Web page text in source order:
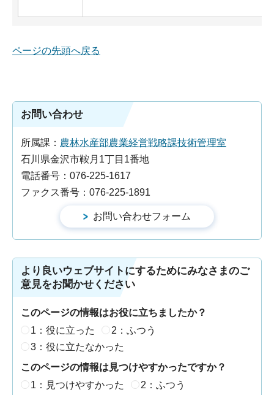
ページの先頭へ戻る
お問い合わせ
所属課： 農林水産部農業経営戦略課技術管理室
石川県金沢市鞍月1丁目1番地
電話番号：076-225-1617
ファクス番号：076-225-1891
より良いウェブサイトにするためにみなさまのご
意見をお聞かせください
このページの情報はお役に立ちましたか？
1：役に立った
2：ふつう
3：役に立たなかった
このページの情報は見つけやすかったですか？
1：見つけやすかった
2：ふつう